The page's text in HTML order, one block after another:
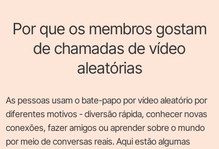
Por que os membros gostam
de chamadas de vídeo
aleatórias
As pessoas usam o bate-papo por vídeo aleatório por
diferentes motivos - diversão rápida, conhecer novas
conexões, fazer amigos ou aprender sobre o mundo
por meio de conversas reais. Aqui estão algumas